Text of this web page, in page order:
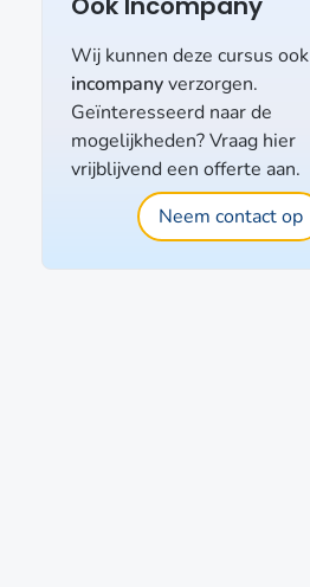
Wij kunnen deze cursus ook
incompanyverzorgen.
Geïnteresseerd naar de
mogelijkheden? Vraag hier
vrijblijvend een offerte aan.
Neem contact op